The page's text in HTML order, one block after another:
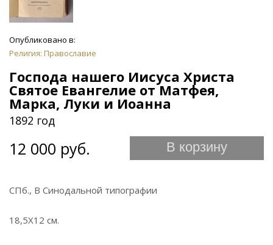
Опубликовано в:
Религия: Православие
Господа нашего Иисуса Христа
Святое Евангелие от Матфея,
Марка, Луки и Иоанна
1892 год
12 000 руб. В корзину
СПб., В Синодальной типографии
18,5Х12 см.